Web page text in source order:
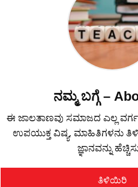
ನಮ್ಮ ಬಗ್ಗೆ –
ಈ ಜಾಲತಾಣವು ಸಮಾಜದ ಎಲ್ಲ
ಉಪಯುಕ್ತ ವಿಷ್ಯ, ಮಾಹಿತಿಗಳನು
ಜ್ಞಾನವನ್ನು
ತಿಳಿಯಿರಿ